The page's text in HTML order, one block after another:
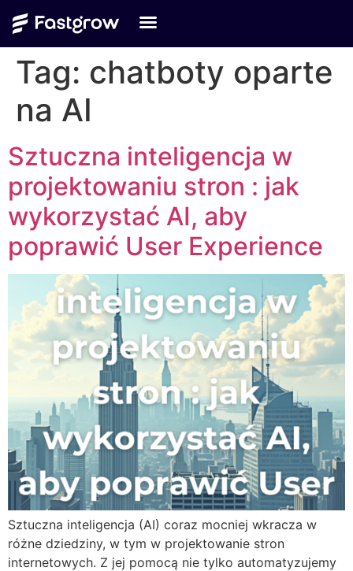
Tag: chatboty oparte
na AI
Sztuczna inteligencja w
projektowaniu stron : jak
wykorzystać AI, aby
poprawić User Experience
Sztuczna inteligencja (AI) coraz mocniej wkracza w
różne dziedziny, w tym w projektowanie stron
internetowych. Z jej pomocą nie tylko automatyzujemy